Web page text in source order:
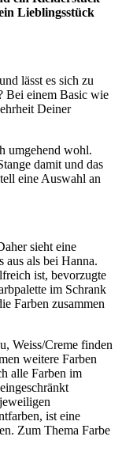
Lieblingsstück
lässt es sich zu
Bei einem Basic wie
Deiner
umgehend wohl.
damit und das
eine Auswahl an
sieht eine
aus als bei Hanna.
ist, bevorzugte
im Schrank
Farben zusammen
Weiss/Creme finden
weitere Farben
alle Farben im
ist eine
Zum Thema Farbe